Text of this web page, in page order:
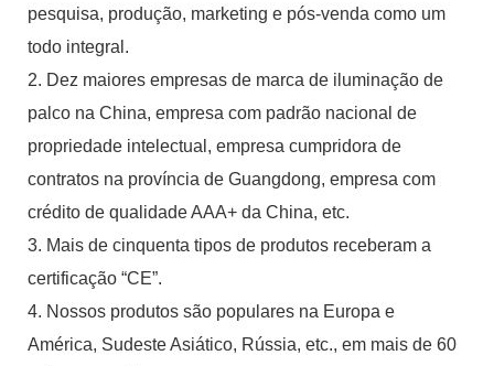
pesquisa, produção, marketing e pós-venda como um
todo integral.
2. Dez maiores empresas de marca de iluminação de
palco na China, empresa com padrão nacional de
propriedade intelectual, empresa cumpridora de
contratos na província de Guangdong, empresa com
crédito de qualidade AAA+ da China, etc.
3. Mais de cinquenta tipos de produtos receberam a
certificação “CE”.
4. Nossos produtos são populares na Europa e
América, Sudeste Asiático, Rússia, etc., em mais de 60